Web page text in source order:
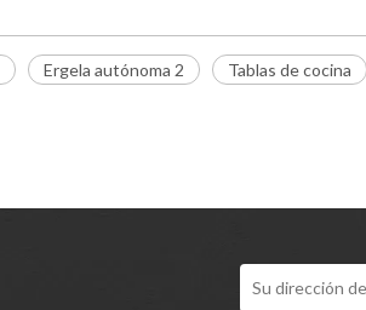
Ergela autónoma 2 Tablas de cocina